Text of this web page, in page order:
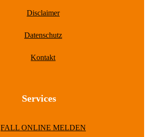
Disclaimer
Datenschutz
Kontakt
Services
FALL ONLINE MELDEN